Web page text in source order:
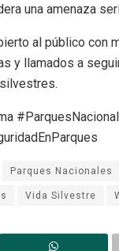
una amenaza
al público con
y llamados a
Parques Nacionales
Vida Silvestre